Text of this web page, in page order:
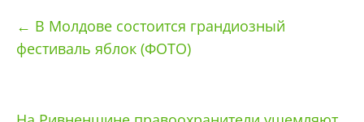
← В Молдове состоится грандиозный
фестиваль яблок (ФОТО)